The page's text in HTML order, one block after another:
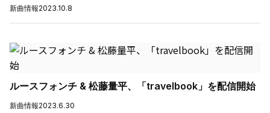
新曲情報2023.10.8
ルースフォンチ & 松藤量平、「travelbook」を配信開始
新曲情報2023.6.30